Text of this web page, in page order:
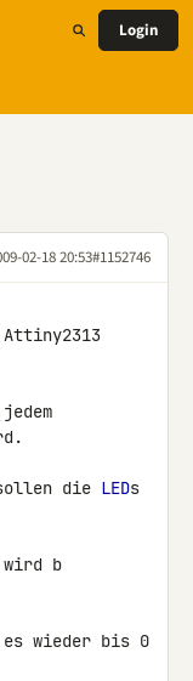
Login
02-18 20:53#1152746
die LEDs
wird b
wieder bis 0